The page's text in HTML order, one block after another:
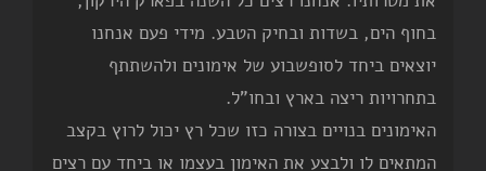
בחוף הים, בשדות ובחיק הטבע. מידי פעם אנחנו
יוצאים ביחד לסופשבוע של אימונים ולהשתתף
בתחרויות ריצה בארץ ובחו"ל.
האימונים בנויים בצורה כזו שכל רץ יכול לרוץ בקצב
המתאים לו ולבצע את האימון בעצמו או ביחד עם רצים